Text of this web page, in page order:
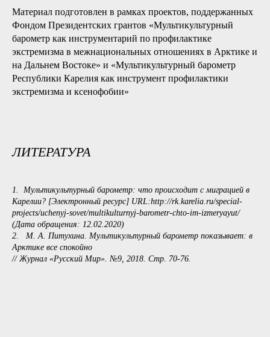
Материал подготовлен в рамках проектов, поддержанных
Фондом Президентских грантов «Мультикультурный
барометр как инструментарий по профилактике
экстремизма в межнациональных отношениях в Арктике и
на Дальнем Востоке» и «Мультикультурный барометр
Республики Карелия как инструмент профилактики
экстремизма и ксенофобии»
ЛИТЕРАТУРА
1. Мультикультурный барометр: что происходит с миграцией в
Карелии? [Электронный ресурс] URL:http://rk.karelia.ru/special-
projects/uchenyj-sovet/multikulturnyj-barometr-chto-im-izmeryayut/
(Дата обращения: 12.02.2020)
2. М. А. Питухина. Мультикультурный барометр показывает: в
Арктике все спокойно
// Журнал «Русский Мир». №9, 2018. Стр. 70-76.